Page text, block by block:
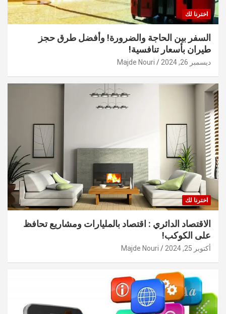
اخترنا لك
السفر بين الحاجة والضرورة! وأفضل طرق حجز
طيران بأسعار تنافسية!
ديسمبر 26, 2024 Majde Nouri
اخترنا لك
الاقتصاد الدائري : اقتصاد بالمليارات ومشاريع تحافظ
على الكوكب!
أكتوبر 25, 2024 Majde Nouri